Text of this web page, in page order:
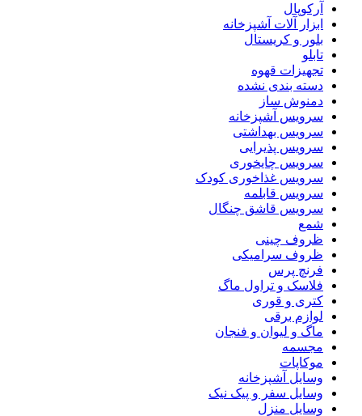
آرکوپال
ابزار آلات آشپزخانه
بلور و کریستال
تابلو
تجهیزات قهوه
دسته بندی نشده
دمنوش ساز
سرویس آشپزخانه
سرویس بهداشتی
سرویس پذیرایی
سرویس چایخوری
سرویس غذاخوری کودک
سرویس قابلمه
سرویس قاشق چنگال
شمع
ظروف چینی
ظروف سرامیکی
فرنچ پرس
فلاسک و تراول ماگ
کتری و قوری
لوازم برقی
ماگ و لیوان و فنجان
مجسمه
موکاپات
وسایل آشپزخانه
وسایل سفر و پیک نیک
وسایل منزل